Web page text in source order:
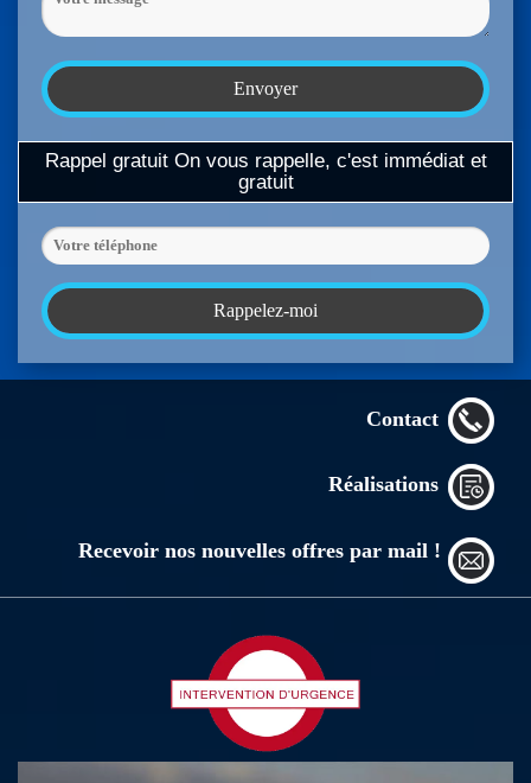
Rappel gratuit On vous rappelle, c'est immédiat et
gratuit
Contact
Réalisations
Recevoir nos nouvelles offres par mail !